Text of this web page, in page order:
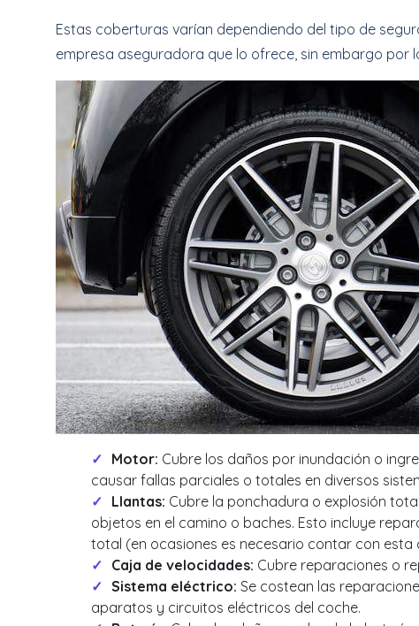
Estas coberturas varían dependiendo del tipo de
empresa aseguradora que lo ofrece, sin embargo por
Motor: Cubre los daños por inundación o
causar fallas parciales o totales en diversos
Llantas: Cubre la ponchadura o explosión
objetos en el camino o baches. Esto incluye
total (en ocasiones es necesario contar con
Caja de velocidades: Cubre reparaciones o
Sistema eléctrico: Se costean las
aparatos y circuitos eléctricos del coche.